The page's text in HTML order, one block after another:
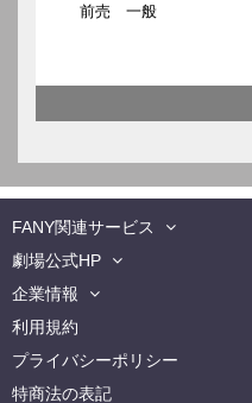
前売 一般
FANY関連サービス
劇場公式HP
企業情報
利用規約
プライバシーポリシー
特商法の表記